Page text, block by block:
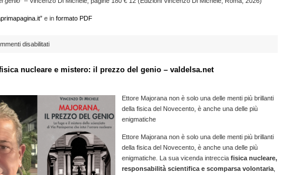
e in formato PDF
disabilitatisu
genio”:
nuovo
libro
Vincenzo
Di
Michele
nucleare e mistero: il prezzo del genio – valdelsa.net
Ettore Majorana non è solo una delle menti più brillanti
della fisica del Novecento, è anche una delle più
enigmatiche
Ettore Majorana non è solo una delle menti più brillanti
della fisica del Novecento, è anche una delle più
enigmatiche. La sua vicenda intreccia fisica nucleare,
responsabilità scientifica e scomparsa volontaria